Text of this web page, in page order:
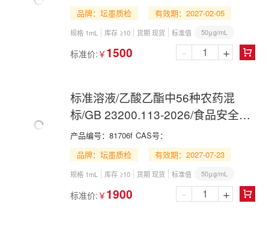
品牌：坛墨质检
有效期：2027-02-05
规格 1mL 库存 ≥10 货期 现货 标准值 50μg/mL
标准价: ￥ 1500 
- +
标准溶液/乙酸乙酯中56种农药混
标/GB 23200.113-2026/食品安全国
家标准植物源性食品中242种农药及
其代谢物残留量的测定 气相色谱-质
谱联用法
产品编号： 81706f CAS号：
品牌：坛墨质检
有效期：2027-07-23
规格 1mL 库存 ≥10 货期 现货 标准值 50μg/mL
标准价: ￥ 1900 
- +